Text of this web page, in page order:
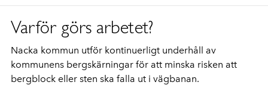
Varför görs arbetet?
Nacka kommun utför kontinuerligt underhåll av
kommunens bergskärningar för att minska risken att
bergblock eller sten ska falla ut i vägbanan.